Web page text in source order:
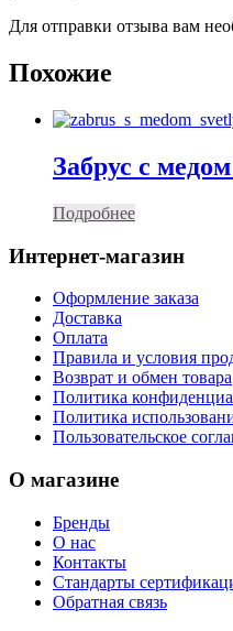
Для отправки отзыва вам
Похожие
Забрус с
Подробнее
Интернет-магазин
Оформление заказа
Доставка
Оплата
Правила и условия
Возврат и обмен товара
Политика
Политика
Пользовательское
О магазине
Бренды
О нас
Контакты
Стандарты
Обратная связь